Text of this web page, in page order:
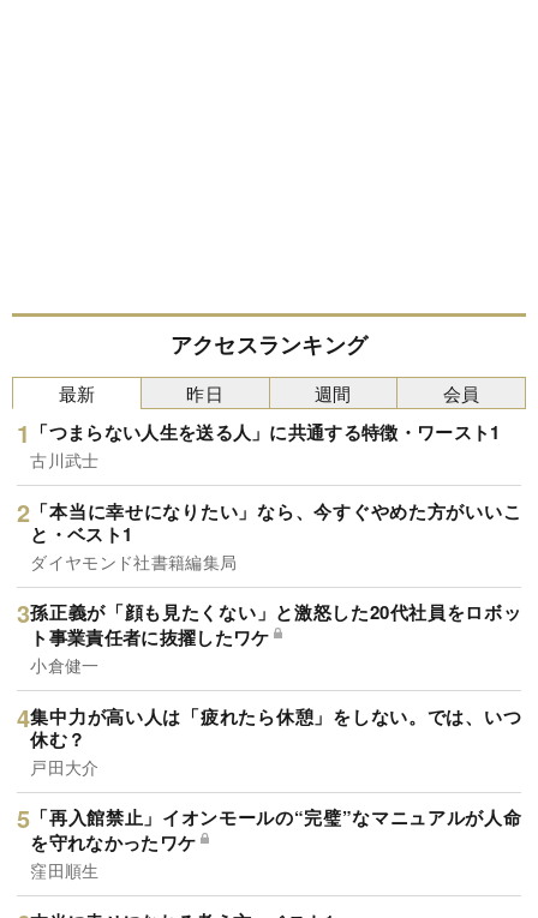
アクセスランキング
最新
「つまらない人生を送る人」に共通する特徴・ワースト1
古川武士
「本当に幸せになりたい」なら、今すぐやめた方がいいこ
と・ベスト1
ダイヤモンド社書籍編集局
孫正義が「顔も見たくない」と激怒した20代社員をロボッ
ト事業責任者に抜擢したワケ
小倉健一
集中力が高い人は「疲れたら休憩」をしない。では、いつ
休む？
戸田大介
「再入館禁止」イオンモールの“完璧”なマニュアルが人命
を守れなかったワケ
窪田順生
昨日 週間 会員